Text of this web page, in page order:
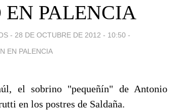
PALENCIA
- 28 DE OCTUBRE DE 2012 - 10:50 -
EN PALENCIA
el sobrino "pequeñín" de Antonio
en los postres de Saldaña.